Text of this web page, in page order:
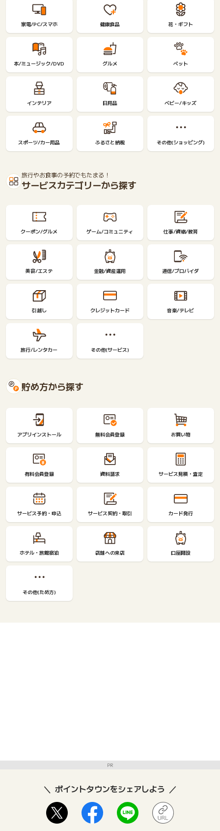
家電/PC/スマホ 健康食品 花・ギフト
本/ミュージック/DVD グルメ ペット
インテリア 日用品 ベビー/キッズ
スポーツ/カー用品 ふるさと納税 その他(ショッピング)
旅行やお食事の予約でもたまる！
サービスカテゴリーから探す
クーポン/グルメ ゲーム/コミュニティ 仕事/資格/教育
美容/エステ 金融/資産運用 通信/プロバイダ
引越し クレジットカード 音楽/テレビ
旅行/レンタカー その他(サービス)
貯め方から探す
アプリインストール 無料会員登録 お買い物
有料会員登録 資料請求 サービス見積・査定
サービス予約・申込 サービス契約・取引 カード発行
ホテル・旅館宿泊 店舗への来店 口座開設
その他(ため方)
PR
ポイントタウンをシェアしよう